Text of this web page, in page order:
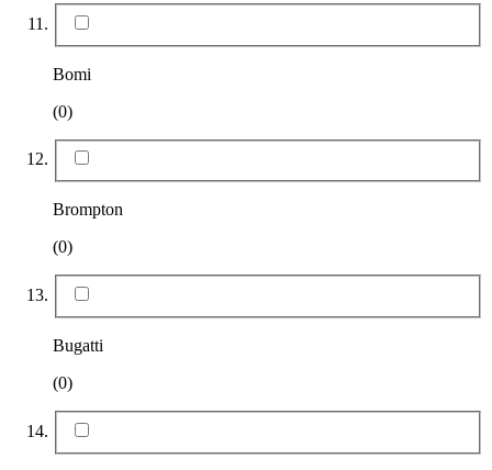
Bomi
(0)
Brompton
(0)
Bugatti
(0)